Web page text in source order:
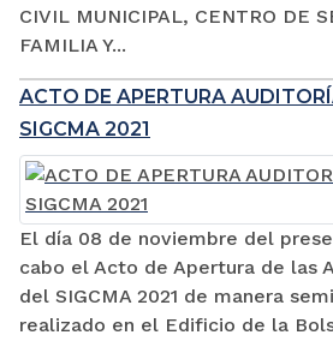
CIVIL MUNICIPAL, CENTRO DE
FAMILIA Y...
ACTO DE APERTURA
SIGCMA 2021
El día 08 de noviembre del
cabo el Acto de Apertura de las
del SIGCMA 2021 de manera
realizado en el Edificio de la